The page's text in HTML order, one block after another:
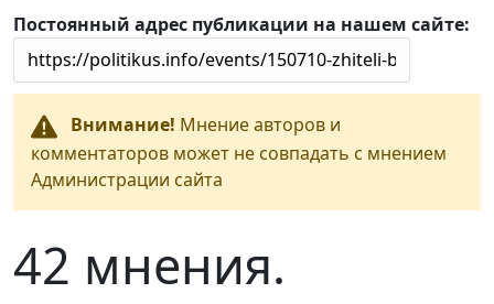
Постоянный адрес публикации на нашем сайте:
Внимание! Мнение авторов и
комментаторов может не совпадать с мнением
Администрации сайта
42 мнения.